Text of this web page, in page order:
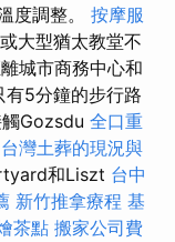
度調整。 按摩服
大型猶太教堂不
城市商務中心和
5分鐘的步行路
Gozsdu 全口重
台灣土葬的現況與
和Liszt 台中
新竹推拿療程 基
茶點 搬家公司費